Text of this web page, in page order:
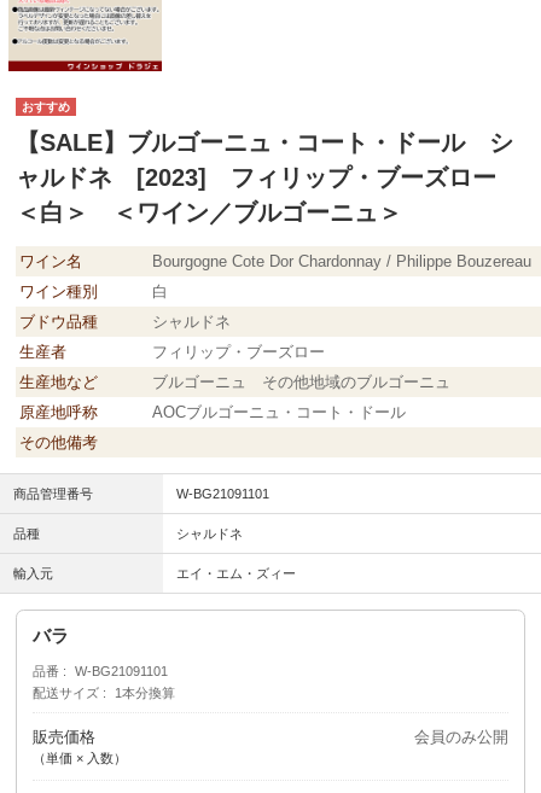
【SALE】ブルゴーニュ・コート・ドール シ
ャルドネ [2023] フィリップ・ブーズロー
＜白＞ ＜ワイン／ブルゴーニュ＞
ワイン名
Bourgogne Cote Dor Chardonnay / Philippe Bouzereau
ワイン種別
白
ブドウ品種
シャルドネ
生産者
フィリップ・ブーズロー
生産地など
ブルゴーニュ その他地域のブルゴーニュ
原産地呼称
AOCブルゴーニュ・コート・ドール
その他備考
商品管理番号 W-BG21091101
品種 シャルドネ
輸入元 エイ・エム・ズィー
バラ
品番
W-BG21091101
配送サイズ
1本分換算
販売価格
（単価 × 入数）
会員のみ公開